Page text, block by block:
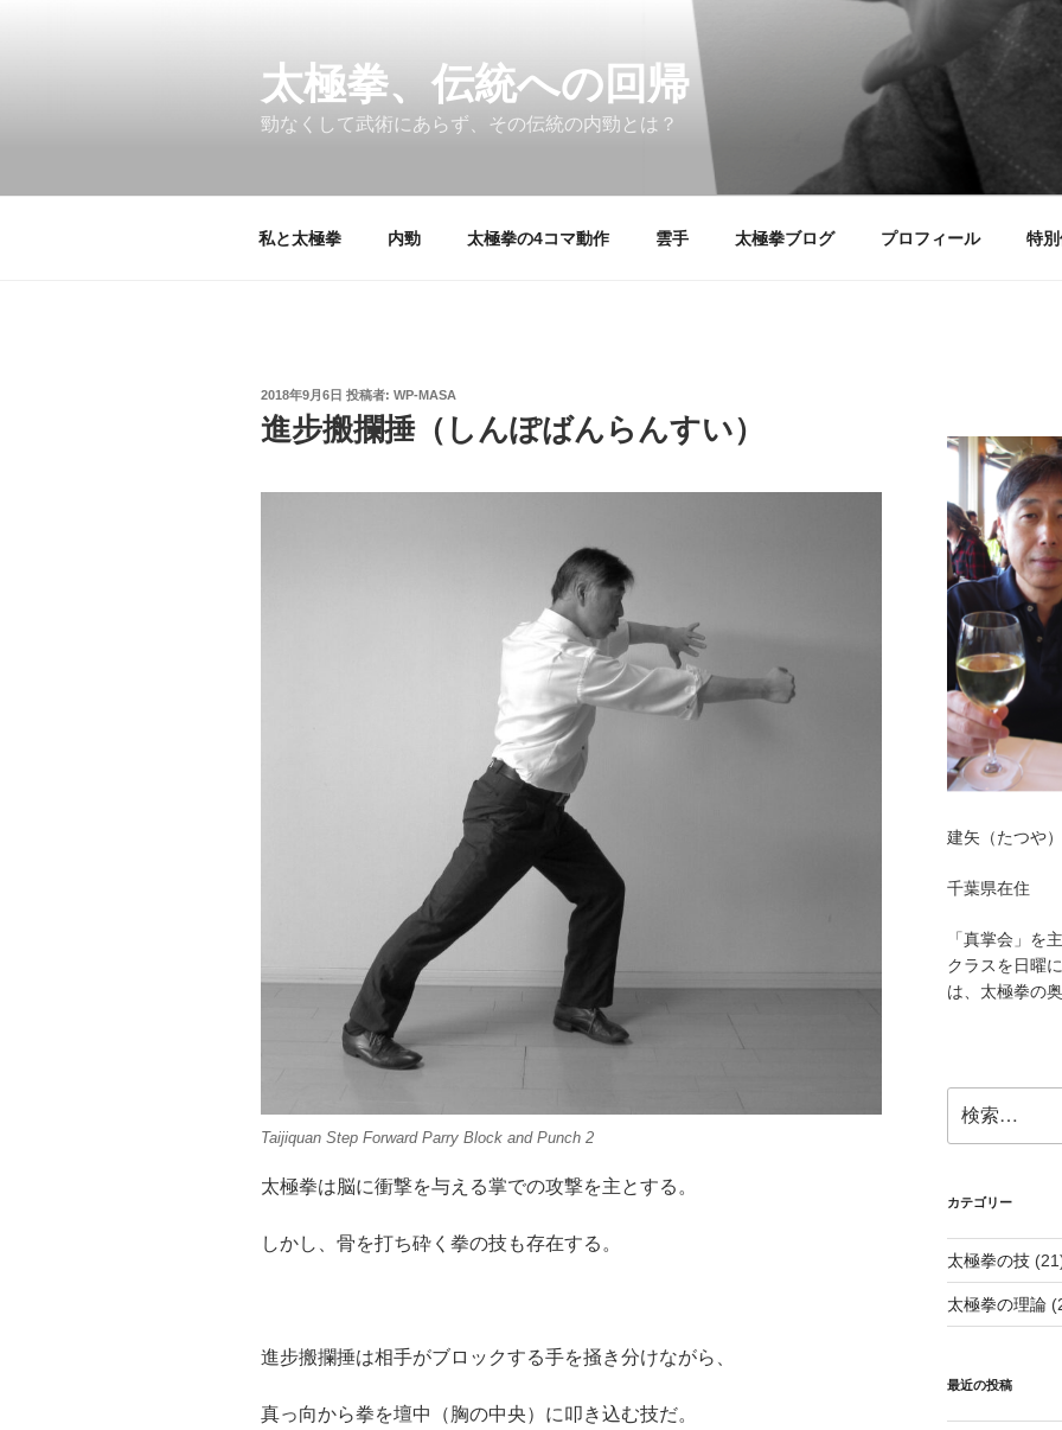
太極拳、伝統への回帰
勁なくして武術にあらず、その伝統の内勁とは？
私と太極拳 内勁 太極拳の4コマ動作 雲手 太極拳ブログ プロフィール 特
投
稿
日:
2018年9月6日 投稿者: WP-MASA
進步搬攔捶（しんぽばんらんすい）
Taijiquan Step Forward Parry Block and Punch 2
太極拳は脳に衝撃を与える掌での攻撃を主とする。
しかし、骨を打ち砕く拳の技も存在する。
進步搬攔捶は相手がブロックする手を掻き分けながら、
真っ向から拳を壇中（胸の中央）に叩き込む技だ。
建矢（たつや）
千葉県在住
「真掌会」を
クラスを日曜
は、太極拳の
索:
カテゴリー
太極拳の技
太極拳の理論
最近の投稿